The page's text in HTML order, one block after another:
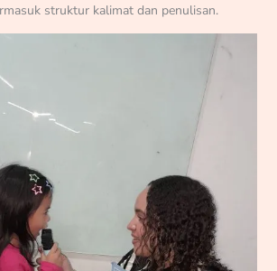
struktur kalimat dan penulisan.